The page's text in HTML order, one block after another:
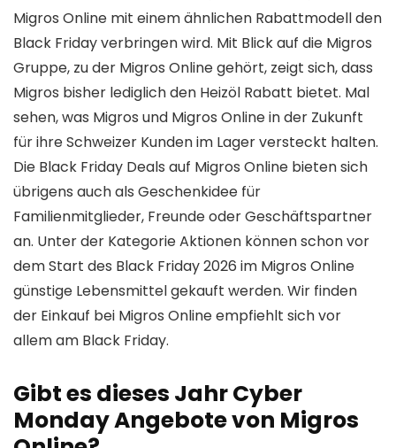
Migros Online mit einem ähnlichen Rabattmodell den
Black Friday verbringen wird. Mit Blick auf die Migros
Gruppe, zu der Migros Online gehört, zeigt sich, dass
Migros bisher lediglich den Heizöl Rabatt bietet. Mal
sehen, was Migros und Migros Online in der Zukunft
für ihre Schweizer Kunden im Lager versteckt halten.
Die Black Friday Deals auf Migros Online bieten sich
übrigens auch als Geschenkidee für
Familienmitglieder, Freunde oder Geschäftspartner
an. Unter der Kategorie Aktionen können schon vor
dem Start des Black Friday 2026 im Migros Online
günstige Lebensmittel gekauft werden. Wir finden
der Einkauf bei Migros Online empfiehlt sich vor
allem am Black Friday.
Gibt es dieses Jahr Cyber
Monday Angebote von Migros